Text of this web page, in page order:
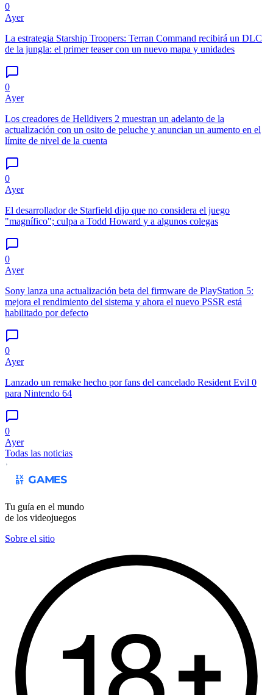
0
Ayer
La estrategia Starship Troopers: Terran Command recibirá un DLC
de la jungla: el primer teaser con un nuevo mapa y unidades
0
Ayer
Los creadores de Helldivers 2 muestran un adelanto de la
actualización con un osito de peluche y anuncian un aumento en el
límite de nivel de la cuenta
0
Ayer
El desarrollador de Starfield dijo que no considera el juego
"magnífico"; culpa a Todd Howard y a algunos colegas
0
Ayer
Sony lanza una actualización beta del firmware de PlayStation 5:
mejora el rendimiento del sistema y ahora el nuevo PSSR está
habilitado por defecto
0
Ayer
Lanzado un remake hecho por fans del cancelado Resident Evil 0
para Nintendo 64
0
Ayer
Todas las noticias
Tu guía en el mundo
de los videojuegos
Sobre el sitio